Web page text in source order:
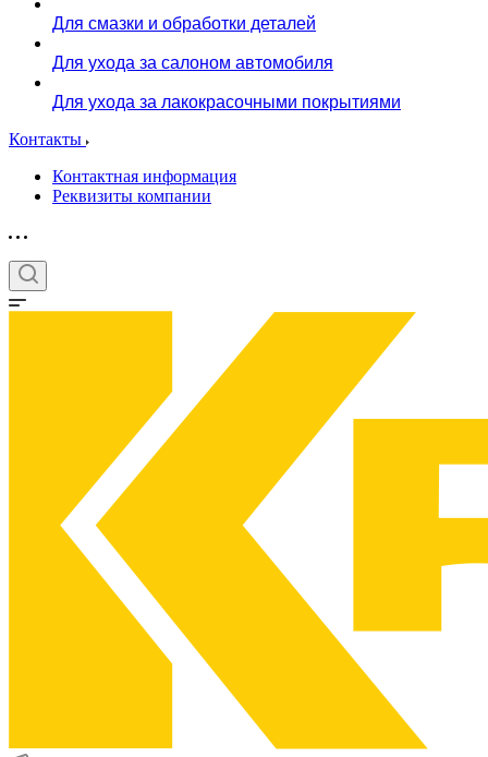
Для смазки и обработки деталей
Для ухода за салоном автомобиля
Для ухода за лакокрасочными покрытиями
Контакты
Контактная информация
Реквизиты компании